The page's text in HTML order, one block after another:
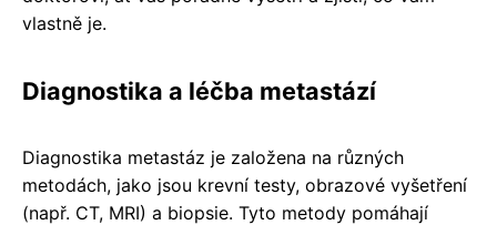
vlastně je.
Diagnostika a léčba metastází
Diagnostika metastáz je založena na různých
metodách, jako jsou krevní testy, obrazové vyšetření
(např. CT, MRI) a biopsie. Tyto metody pomáhají